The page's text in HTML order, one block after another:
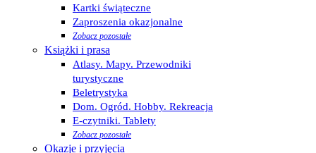
Kartki świąteczne
Zaproszenia okazjonalne
Zobacz pozostałe
Książki i prasa
Atlasy. Mapy. Przewodniki
turystyczne
Beletrystyka
Dom. Ogród. Hobby. Rekreacja
E-czytniki. Tablety
Zobacz pozostałe
Okazje i przyjęcia